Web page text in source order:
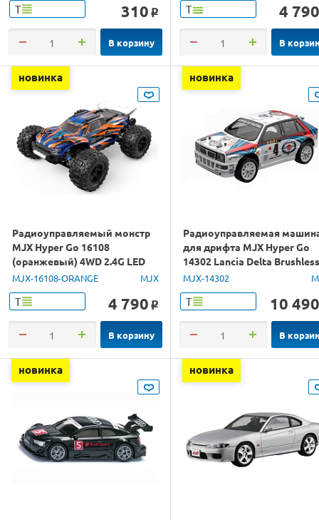
Т 310 o
В корзину
Т 4 790
В
новинка
Радиоуправляемый монстр
MJX Hyper Go 16108
(оранжевый) 4WD 2.4G LED
1/16 RTR
MJX-16108-ORANGE MJX
Т 4 790 o
В корзину
новинка
Радиоуправляемая
для дрифта MJX Hyper Go
14302 Lancia Delta Brushless
4WD 2.4G LED 1/14 RTR
MJX-14302
Т 10 490
В
новинка новинка